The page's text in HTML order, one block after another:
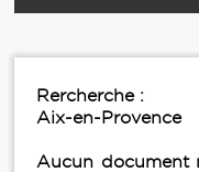
Rercherche :
Aix-en-Provence
Aucun document